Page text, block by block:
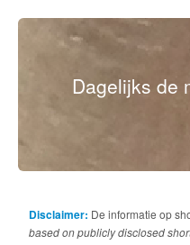
Dagelijks de
Disclaimer: De informatie op
based on publicly disclosed